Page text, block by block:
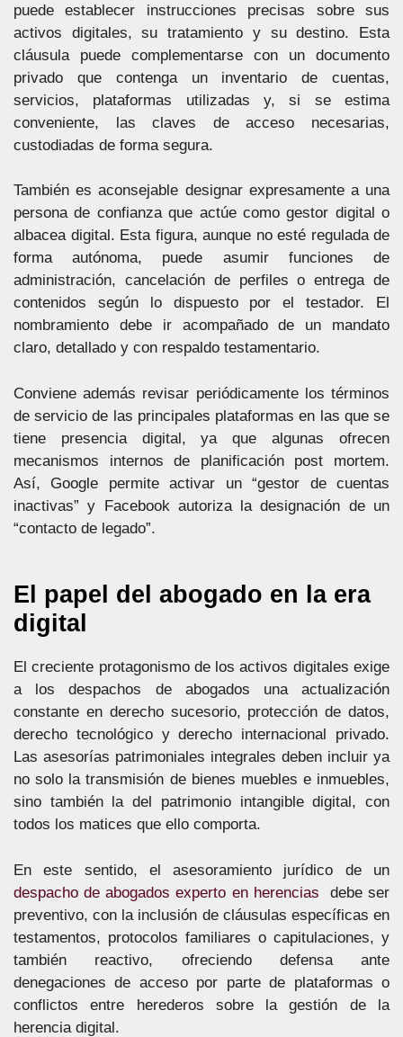
puede establecer instrucciones precisas sobre sus
activos digitales, su tratamiento y su destino. Esta
cláusula puede complementarse con un documento
privado que contenga un inventario de cuentas,
servicios, plataformas utilizadas y, si se estima
conveniente, las claves de acceso necesarias,
custodiadas de forma segura.
También es aconsejable designar expresamente a una
persona de confianza que actúe como gestor digital o
albacea digital. Esta figura, aunque no esté regulada de
forma autónoma, puede asumir funciones de
administración, cancelación de perfiles o entrega de
contenidos según lo dispuesto por el testador. El
nombramiento debe ir acompañado de un mandato
claro, detallado y con respaldo testamentario.
Conviene además revisar periódicamente los términos
de servicio de las principales plataformas en las que se
tiene presencia digital, ya que algunas ofrecen
mecanismos internos de planificación post mortem.
Así, Google permite activar un “gestor de cuentas
inactivas” y Facebook autoriza la designación de un
“contacto de legado”.
El papel del abogado en la era
digital
El creciente protagonismo de los activos digitales exige
a los despachos de abogados una actualización
constante en derecho sucesorio, protección de datos,
derecho tecnológico y derecho internacional privado.
Las asesorías patrimoniales integrales deben incluir ya
no solo la transmisión de bienes muebles e inmuebles,
sino también la del patrimonio intangible digital, con
todos los matices que ello comporta.
En este sentido, el asesoramiento jurídico de un
despacho de abogados experto en herencias
debe ser
preventivo, con la inclusión de cláusulas específicas en
testamentos, protocolos familiares o capitulaciones, y
también reactivo, ofreciendo defensa ante
denegaciones de acceso por parte de plataformas o
conflictos entre herederos sobre la gestión de la
herencia digital.